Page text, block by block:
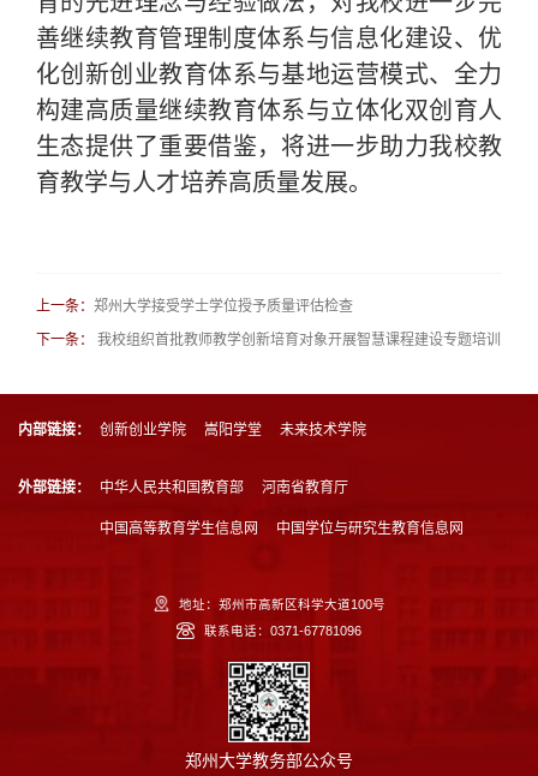
善继续教育管理制度体系与信息化建设、优
化创新创业教育体系与基地运营模式、全力
构建高质量继续教育体系与立体化双创育人
生态提供了重要借鉴，将进一步助力我校教
育教学与人才培养高质量发展。
上一条： 郑州大学接受学士学位授予质量评估检查
下一条：
我校组织首批教师教学创新培育对象开展智慧课程建设专题培训
内部链接： 创新创业学院 嵩阳学堂 未来技术学院
外部链接： 中华人民共和国教育部 河南省教育厅
中国高等教育学生信息网 中国学位与研究生教育信息网
地址：郑州市高新区科学大道100号
联系电话：0371-67781096
郑州大学教务部公众号